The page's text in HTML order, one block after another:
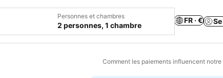
Personnes et chambres
2 personnes, 1 chambre
FR · €
Comment les paiements influencent